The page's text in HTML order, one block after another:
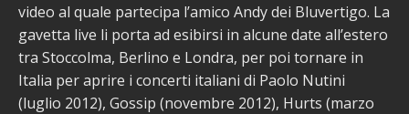
video al quale partecipa l’amico Andy dei Bluvertigo. La
gavetta live li porta ad esibirsi in alcune date all’estero
tra Stoccolma, Berlino e Londra, per poi tornare in
Italia per aprire i concerti italiani di Paolo Nutini
(luglio 2012), Gossip (novembre 2012), Hurts (marzo